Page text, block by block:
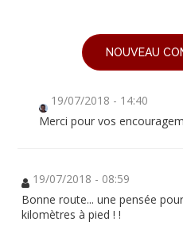
NOUVEAU
19/07/2018 - 14:40
Merci pour vos
19/07/2018 - 08:59
Bonne route... une pensée
kilomètres à pied ! !